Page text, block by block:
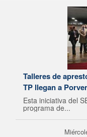
Talleres de
TP llegan a
Esta iniciativa del
programa de...